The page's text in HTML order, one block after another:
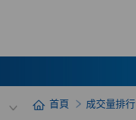
首頁 成交量排行